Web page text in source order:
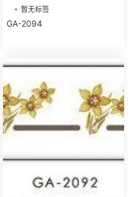
暂无标签
GA-2094